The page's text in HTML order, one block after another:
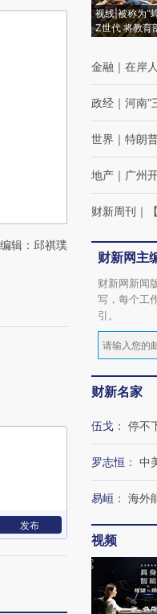
辑：邱祺璞
发布
视线|被称为“
Z世代 将教育
金融 ｜ 在岸
政经 ｜ 河南“
世界 ｜ 特朗
地产 ｜ 广州
财新周刊 ｜
财新网主
财新网新闻
写，每个工
引。
财新名家
伍戈 ： 停不
罗志恒 ： 中
易峘 ： 海外
视频